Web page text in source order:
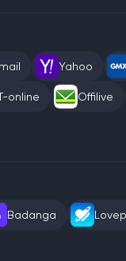
Yahoo
online Offilive
Badanga